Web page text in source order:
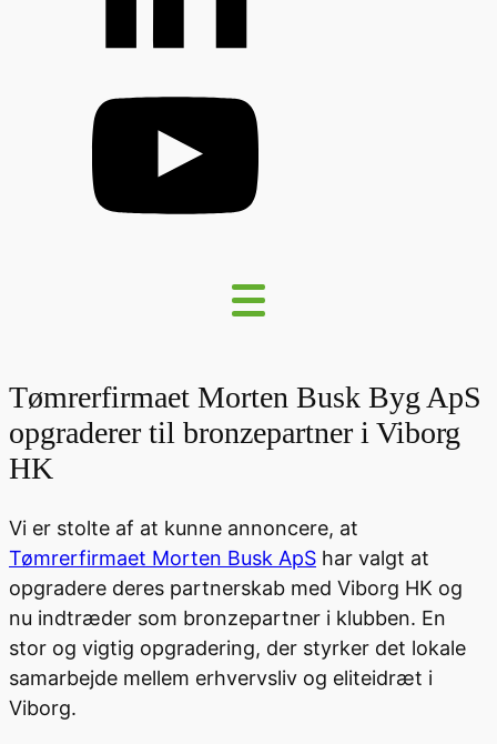
Tømrerfirmaet Morten Busk Byg ApS
opgraderer til bronzepartner i Viborg
HK
Vi er stolte af at kunne annoncere, at
Tømrerfirmaet Morten Busk ApS har valgt at
opgradere deres partnerskab med Viborg HK og
nu indtræder som bronzepartner i klubben. En
stor og vigtig opgradering, der styrker det lokale
samarbejde mellem erhvervsliv og eliteidræt i
Viborg.